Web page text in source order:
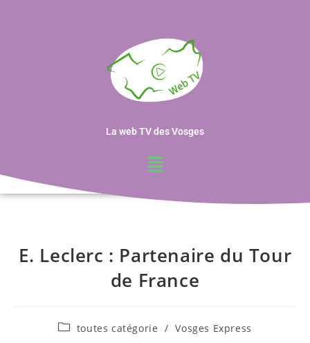
La web TV des Vosges
E. Leclerc : Partenaire du Tour
de France
toutes catégorie / Vosges Express